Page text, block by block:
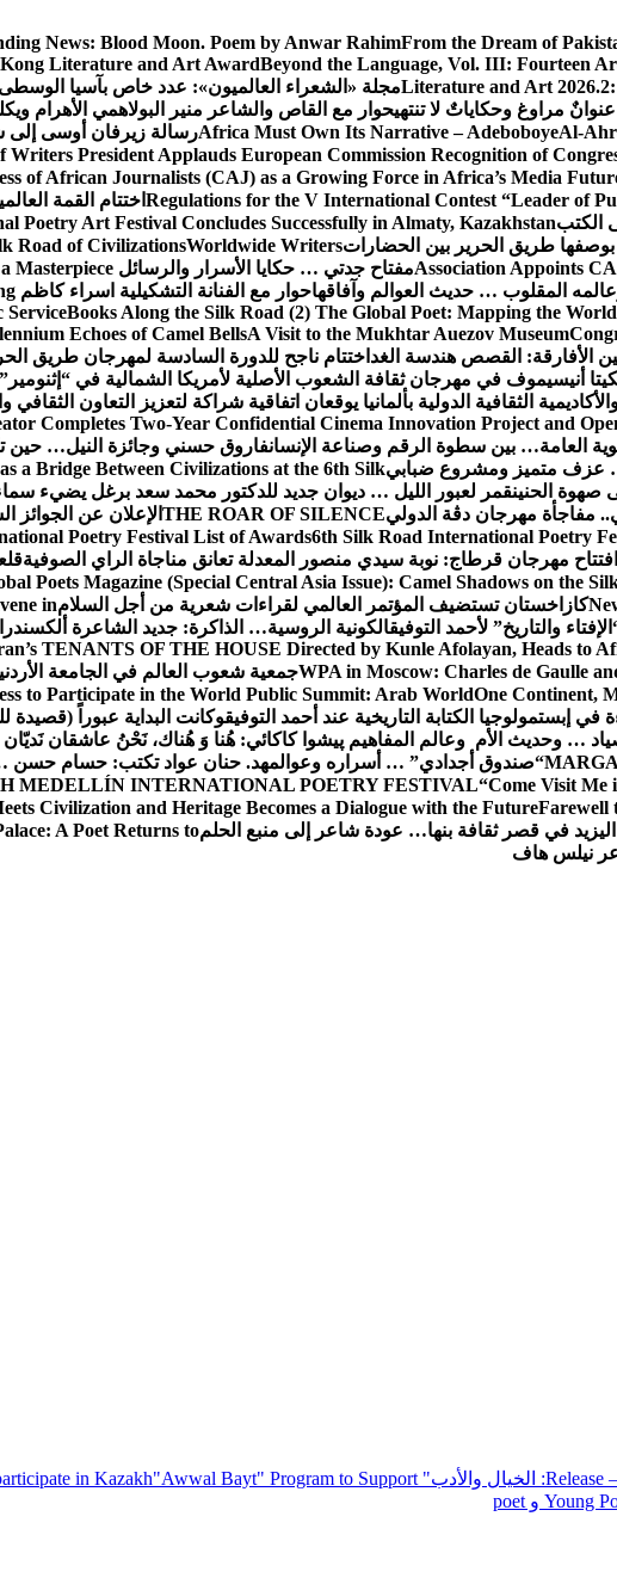
News: Blood Moon. Poem by Anwar RahimFrom the Dream of
Literature and Art AwardBeyond the Language, Vol. III: Fourteen
Literature and Artمجلة «الشعراء العالميون»: عدد خاص بآسيا الوسطى
مراوغ وحكاياتٌ لا تنتهيحوار مع القاص والشاعر منير البولاهمي الأهرام
Africa Must Own Its Narrative – AdeboboyeAl- رسالة زيرفان أوسى
President Applauds European Commission Recognition of
of African Journalists (CAJ) as a Growing Force in Africa’s Media
Regulations for the V International Contest “Leader of اختتام القمة
الكتبPoetry Art Festival Concludes Successfully in Almaty, Kazakhstan
Road of CivilizationsWorldwide Writers
Association Appointsمفتاح جدتي … حكايا الأسرار والرسائل Masterpiece
المقلوب … حديث العوالم وآفاقهاحوار مع الفنانة التشكيلية اسراء كاظم
Books Along the Silk Road (2) The Global Poet: Mapping the
Echoes of Camel BellsA Visit to the Mukhtar Auezov Museum
الأفارقة: القصص هندسة الغد اختتام ناجح للدورة السادسة لمهرجان طريق
أنيسيموف في مهرجان ثقافة الشعوب الأصلية لأمريكا الشمالية في “إثنومير”
الثقافية الدولية بألمانيا يوقعان اتفاقية شراكة لتعزيز التعاون الثقافي
Completes Two-Year Confidential Cinema Innovation Project and
العامة… بين سطوة الرقم وصناعة الإنسانفاروق حسني وجائزة النيل… حين
عزف متميز ومشروع ضبابيa Bridge Between Civilizations at the 6th Silk
صهوة الحنينقمر لعبور الليل … ديوان جديد للدكتور محمد سعد برغل يضيء
مفاجأة مهرجان دڨة الدوليTHE ROAR OF SILENCE الإعلان عن
Poetry Festival List of Awards6th Silk Road International Poetry
مهرجان قرطاج: نوبة سيدي منصور المعدلة تعانق مناجاة الراي الصوفية
Poets Magazine (Special Central Asia Issue): Camel Shadows on the
كازاخستان تستضيف المؤتمر العالمي لقراءات شعرية من أجل السلامin
والتاريخ” لأحمد التوفيقالكونية الروسية… الذاكرة: جديد الشاعرة
TENANTS OF THE HOUSE Directed by Kunle Afolayan, Heads to
WPA in Moscow: Charles de Gaulleجمعية شعوب العالم في الجامعة
to Participate in the World Public Summit: Arab WorldOne Continent,
في إبستمولوجيا الكتابة التاريخية عند أحمد التوفيقوكانت البداية عبوراً (قصيدة
… وحديث الأم وعالم المفاهيم پیشوا کاکائي: هُنا وَ هُناك، نَحْنُ عاشقان
“صندوق أجدادي” … أسراره وعوالمهد. حنان عواد تكتب: حسام حسن …
MEDELLÍN INTERNATIONAL POETRY FESTIVAL“Come Visit Me
Civilization and Heritage Becomes a Dialogue with the FutureFarewell
في قصر ثقافة بنها… عودة شاعر إلى منبع الحلمA Poet Returns to
نيلس هاف
— : الخيال والأدب" inviting poets and writers from around the world to participate in Kazakh
"Awwal Bayt" Program to Support
Young